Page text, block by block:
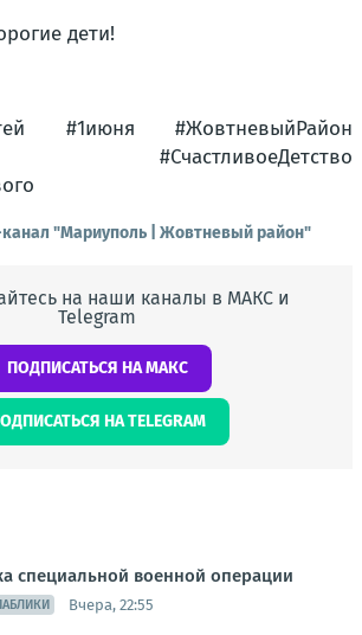
дети!
#1июня #ЖовтневыйРайон
#СчастливоеДетство
"Мариуполь | Жовтневый район"
на наши каналы в МАКС и
Telegram
ПОДПИСАТЬСЯ НА МАКС
НА TELEGRAM
специальной военной операции
Вчера, 22:55